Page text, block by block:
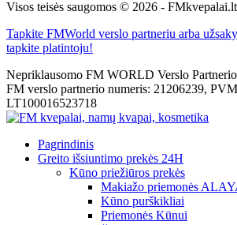
Visos teisės saugomos © 2026 - FMkvepalai.lt
Tapkite FMWorld verslo partneriu arba
tapkite platintoju!
Nepriklausomo FM WORLD Verslo Partnerio
FM verslo partnerio numeris: 21206239,
LT100016523718
Pagrindinis
Greito išsiuntimo prekės 24H
Kūno priežiūros prekės
Makiažo priemonės
Kūno purškikliai
Priemonės Kūnui